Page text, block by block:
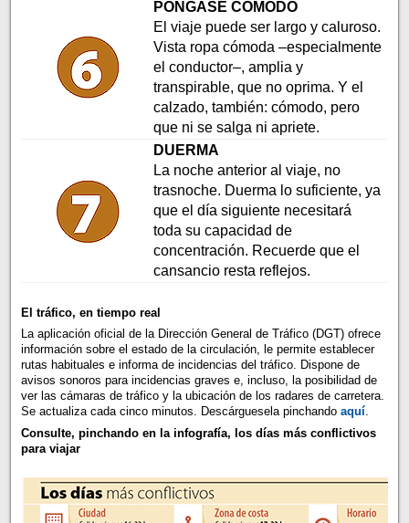
PÓNGASE CÓMODO
El viaje puede ser largo y caluroso.
Vista ropa cómoda –especialmente
el conductor–, amplia y
transpirable, que no oprima. Y el
calzado, también: cómodo, pero
que ni se salga ni apriete.
DUERMA
La noche anterior al viaje, no
trasnoche. Duerma lo suficiente, ya
que el día siguiente necesitará
toda su capacidad de
concentración. Recuerde que el
cansancio resta reflejos.
El tráfico, en tiempo real
La aplicación oficial de la Dirección General de Tráfico (DGT) ofrece
información sobre el estado de la circulación, le permite establecer
rutas habituales e informa de incidencias del tráfico. Dispone de
avisos sonoros para incidencias graves e, incluso, la posibilidad de
ver las cámaras de tráfico y la ubicación de los radares de carretera.
Se actualiza cada cinco minutos. Descárguesela pinchando aquí.
Consulte, pinchando en la infografía, los días más conflictivos
para viajar